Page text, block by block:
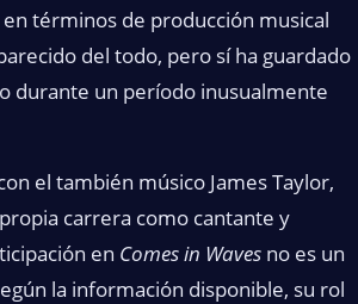
términos de producción musical
del todo, pero sí ha guardado
durante un período inusualmente
el también músico James Taylor,
carrera como cantante y
en Comes in Waves no es un
la información disponible, su rol